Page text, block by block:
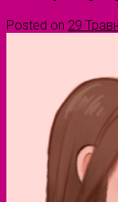
Posted on 29